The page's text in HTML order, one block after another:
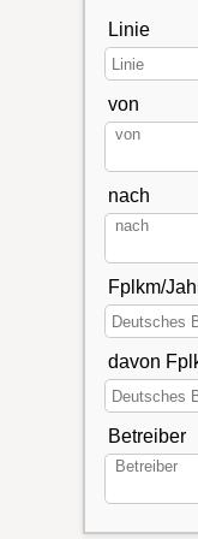
Linie
von
nach
Fplkm/
davon
Betreiber